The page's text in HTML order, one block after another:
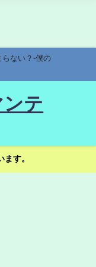
ない？-僕の
テ
す。